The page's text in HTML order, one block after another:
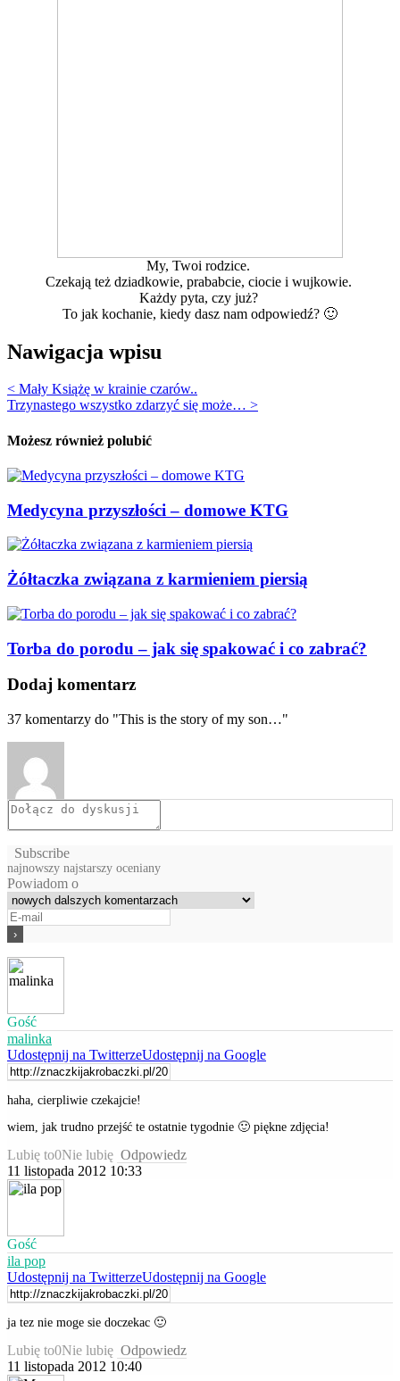
My, Twoi rodzice.
Czekają też dziadkowie, prababcie, ciocie i wujkowie.
Każdy pyta, czy już?
To jak kochanie, kiedy dasz nam odpowiedź? 🙂
Nawigacja wpisu
< Mały Książę w krainie czarów..
Trzynastego wszystko zdarzyć się może… >
Możesz również polubić
Medycyna przyszłości – domowe KTG
Żółtaczka związana z karmieniem piersią
Torba do porodu – jak się spakować i co zabrać?
Dodaj komentarz
37 komentarzy do "This is the story of my son…"
Subscribe
najnowszy najstarszy oceniany
Powiadom o
Gość
malinka
Udostępnij na TwitterzeUdostępnij na Google
haha, cierpliwie czekajcie!
wiem, jak trudno przejść te ostatnie tygodnie 🙂 piękne zdjęcia!
Lubię to0Nie lubię Odpowiedz
11 listopada 2012 10:33
Gość
ila pop
Udostępnij na TwitterzeUdostępnij na Google
ja tez nie moge sie doczekac 🙂
Lubię to0Nie lubię Odpowiedz
11 listopada 2012 10:40